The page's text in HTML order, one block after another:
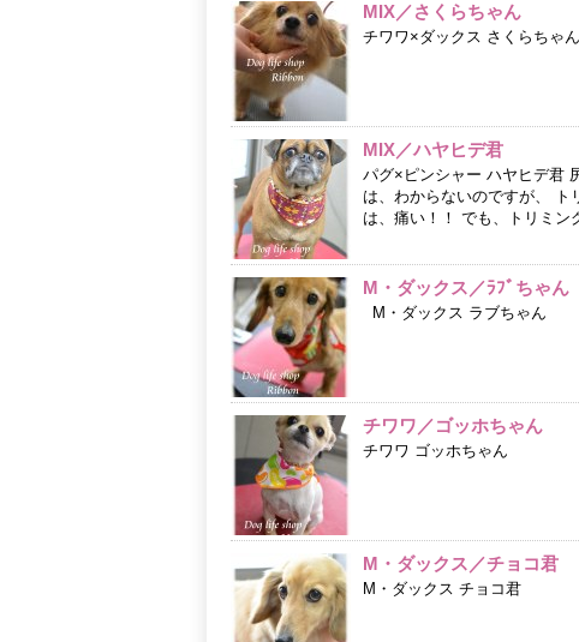
MIX／さくらちゃん
チワワ×ダックス さくらちゃん
MIX／ハヤヒデ君
パグ×ピンシャー ハヤヒデ君
は、わからないのですが、
は、痛い！！ でも、トリミ
M・ダックス／ﾗﾌﾞちゃん
M・ダックス ラブちゃん
チワワ／ゴッホちゃん
チワワ ゴッホちゃん
M・ダックス／チョコ君
M・ダックス チョコ君